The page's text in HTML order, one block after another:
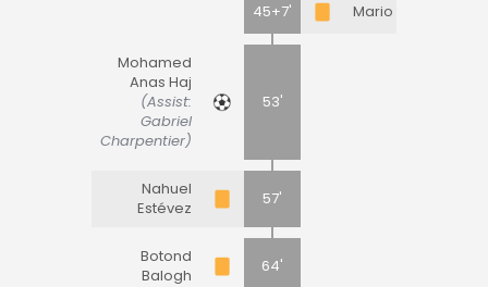
45+7' Mario Gila
Mohamed
Anas Haj
(Assist:
Gabriel
Charpentier)
53'
Nahuel
Estévez
57'
Botond
Balogh
64'